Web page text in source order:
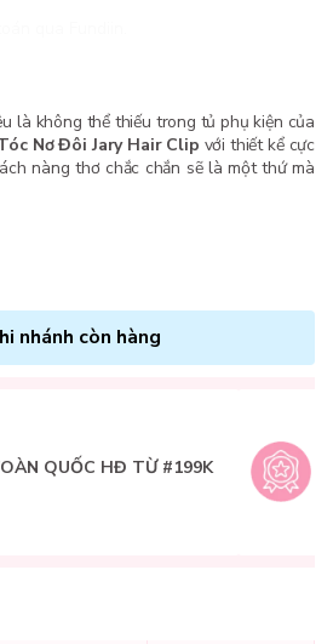
là không thể thiếu trong tủ phụ kiện của
Nơ Đôi Jary Hair Clip với thiết kể cực
nàng thơ chắc chắn sẽ là một thứ mà
nhánh còn hàng
QUỐC HĐ TỪ #199K